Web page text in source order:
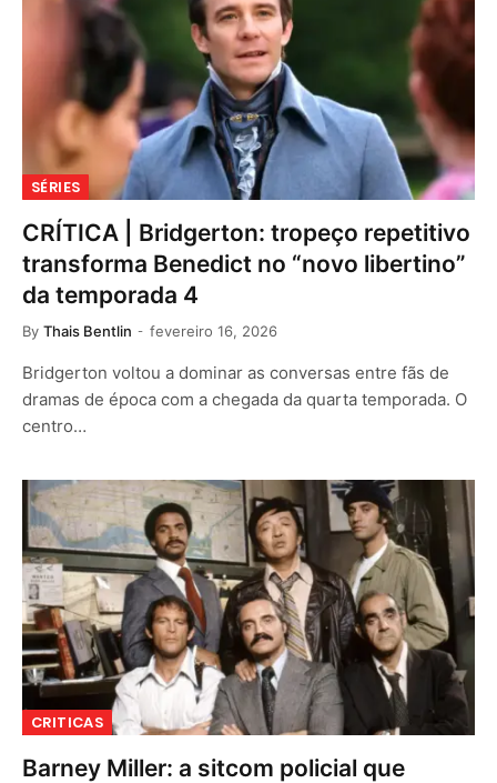
SÉRIES
CRÍTICA | Bridgerton: tropeço repetitivo
transforma Benedict no “novo libertino”
da temporada 4
By Thais Bentlin fevereiro 16, 2026
Bridgerton voltou a dominar as conversas entre fãs de
dramas de época com a chegada da quarta temporada. O
centro…
CRITICAS
Barney Miller: a sitcom policial que